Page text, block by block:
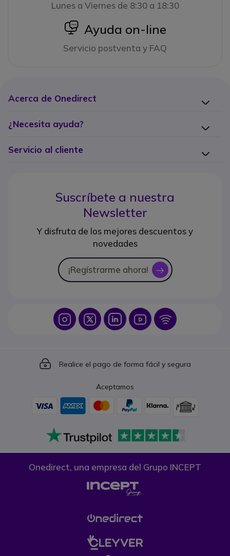
Lunes a Viernes de 8:30 a 18:30
icon
Ayuda on-line
Servicio postventa y FAQ
Acerca de Onedirect
¿Necesita ayuda?
Servicio al cliente
Suscríbete a nuestra
Newsletter
Y disfruta de los mejores descuentos y
novedades
¡Regístrarme ahora! icon
Icon IconIcon Icon Icon
Icon
Realice el pago de forma fácil y segura
Aceptamos
Onedirect, una empresa del Grupo INCEPT